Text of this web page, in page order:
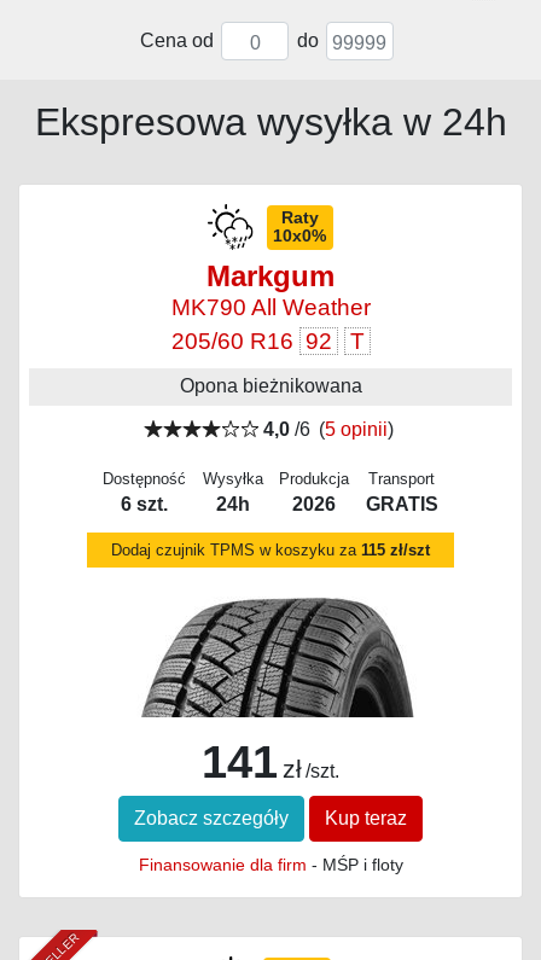
Cena od do
Ekspresowa wysyłka w 24h
Raty
10x0%
Markgum
MK790 All Weather
205/60 R16 92 T
Opona bieżnikowana
4,0 /6 (5 opinii)
Dostępność
6 szt.
Wysyłka
24h
Produkcja
2026
Transport
GRATIS
Dodaj czujnik TPMS w koszyku za 115 zł/szt
141 zł /szt.
Zobacz szczegóły Kup teraz
Finansowanie dla firm - MŚP i floty